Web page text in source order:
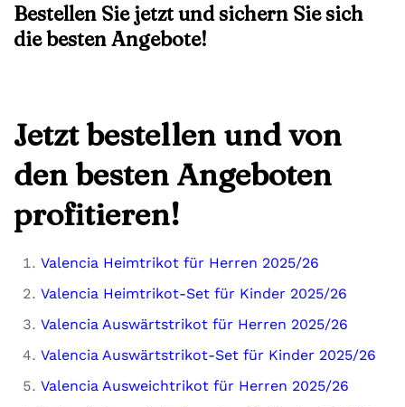
Bestellen Sie jetzt und sichern Sie sich
die besten Angebote!
Jetzt bestellen und von
den besten Angeboten
profitieren!
Valencia Heimtrikot für Herren 2025/26
Valencia Heimtrikot-Set für Kinder 2025/26
Valencia Auswärtstrikot für Herren 2025/26
Valencia Auswärtstrikot-Set für Kinder 2025/26
Valencia Ausweichtrikot für Herren 2025/26